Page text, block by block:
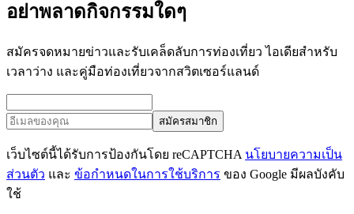
อย่าพลาดกิจกรรมใดๆ
สมัครจดหมายข่าวและรับเคล็ดลับการท่องเที่ยว ไอเดียสำหรับ
เวลาว่าง และคู่มือท่องเที่ยวจากสวิตเซอร์แลนด์
สมัครสมาชิก
เว็บไซต์นี้ได้รับการป้องกันโดย reCAPTCHA นโยบายความเป็น
ส่วนตัว และ ข้อกำหนดในการใช้บริการ ของ Google มีผลบังคับ
ใช้